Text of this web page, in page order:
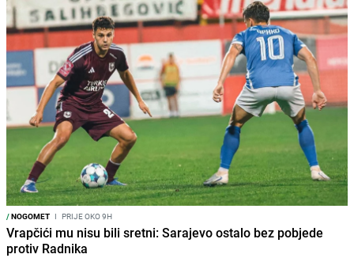
/NOGOMET I PRIJE OKO 9H
Vrapčići mu nisu bili sretni: Sarajevo ostalo bez pobjede
protiv Radnika